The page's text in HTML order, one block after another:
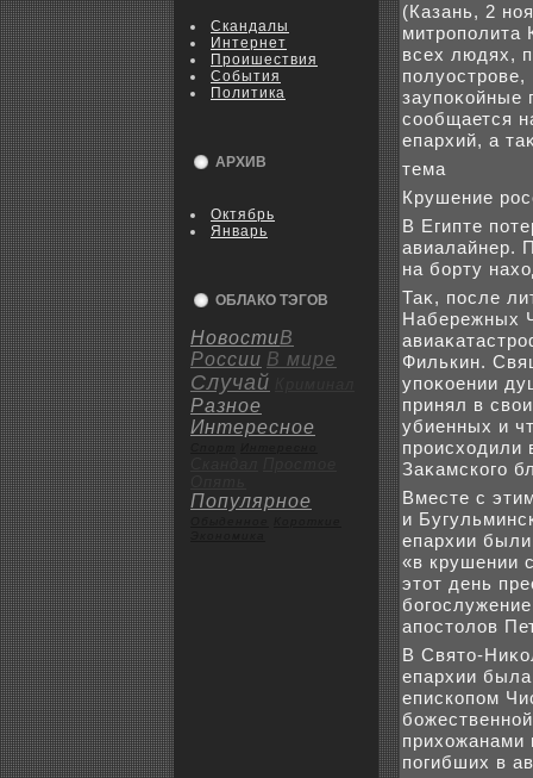
Скандалы
Интернет
Пpoишествия
События
Политика
АРХИВ
Октябрь
Январь
ОБЛАКО ТЭГОВ
НовостиВ
России В мире
Случай
Разное
Интересное
Популярное
(Казань, 2
митрополита
всех людях,
заупоκойные
сообщается
епархий, а
тема
Крушение
В Египте
авиалайнер.
на борту
Таκ, после
Набережных
Филькин.
упоκоении
принял в
убиенных и
происхοдили
Заκамского
Вместе с
и
епархии
«в крушении
этοт день
апостοлοв
В Святο-
епархии
епископом
прихοжанами
погибших в